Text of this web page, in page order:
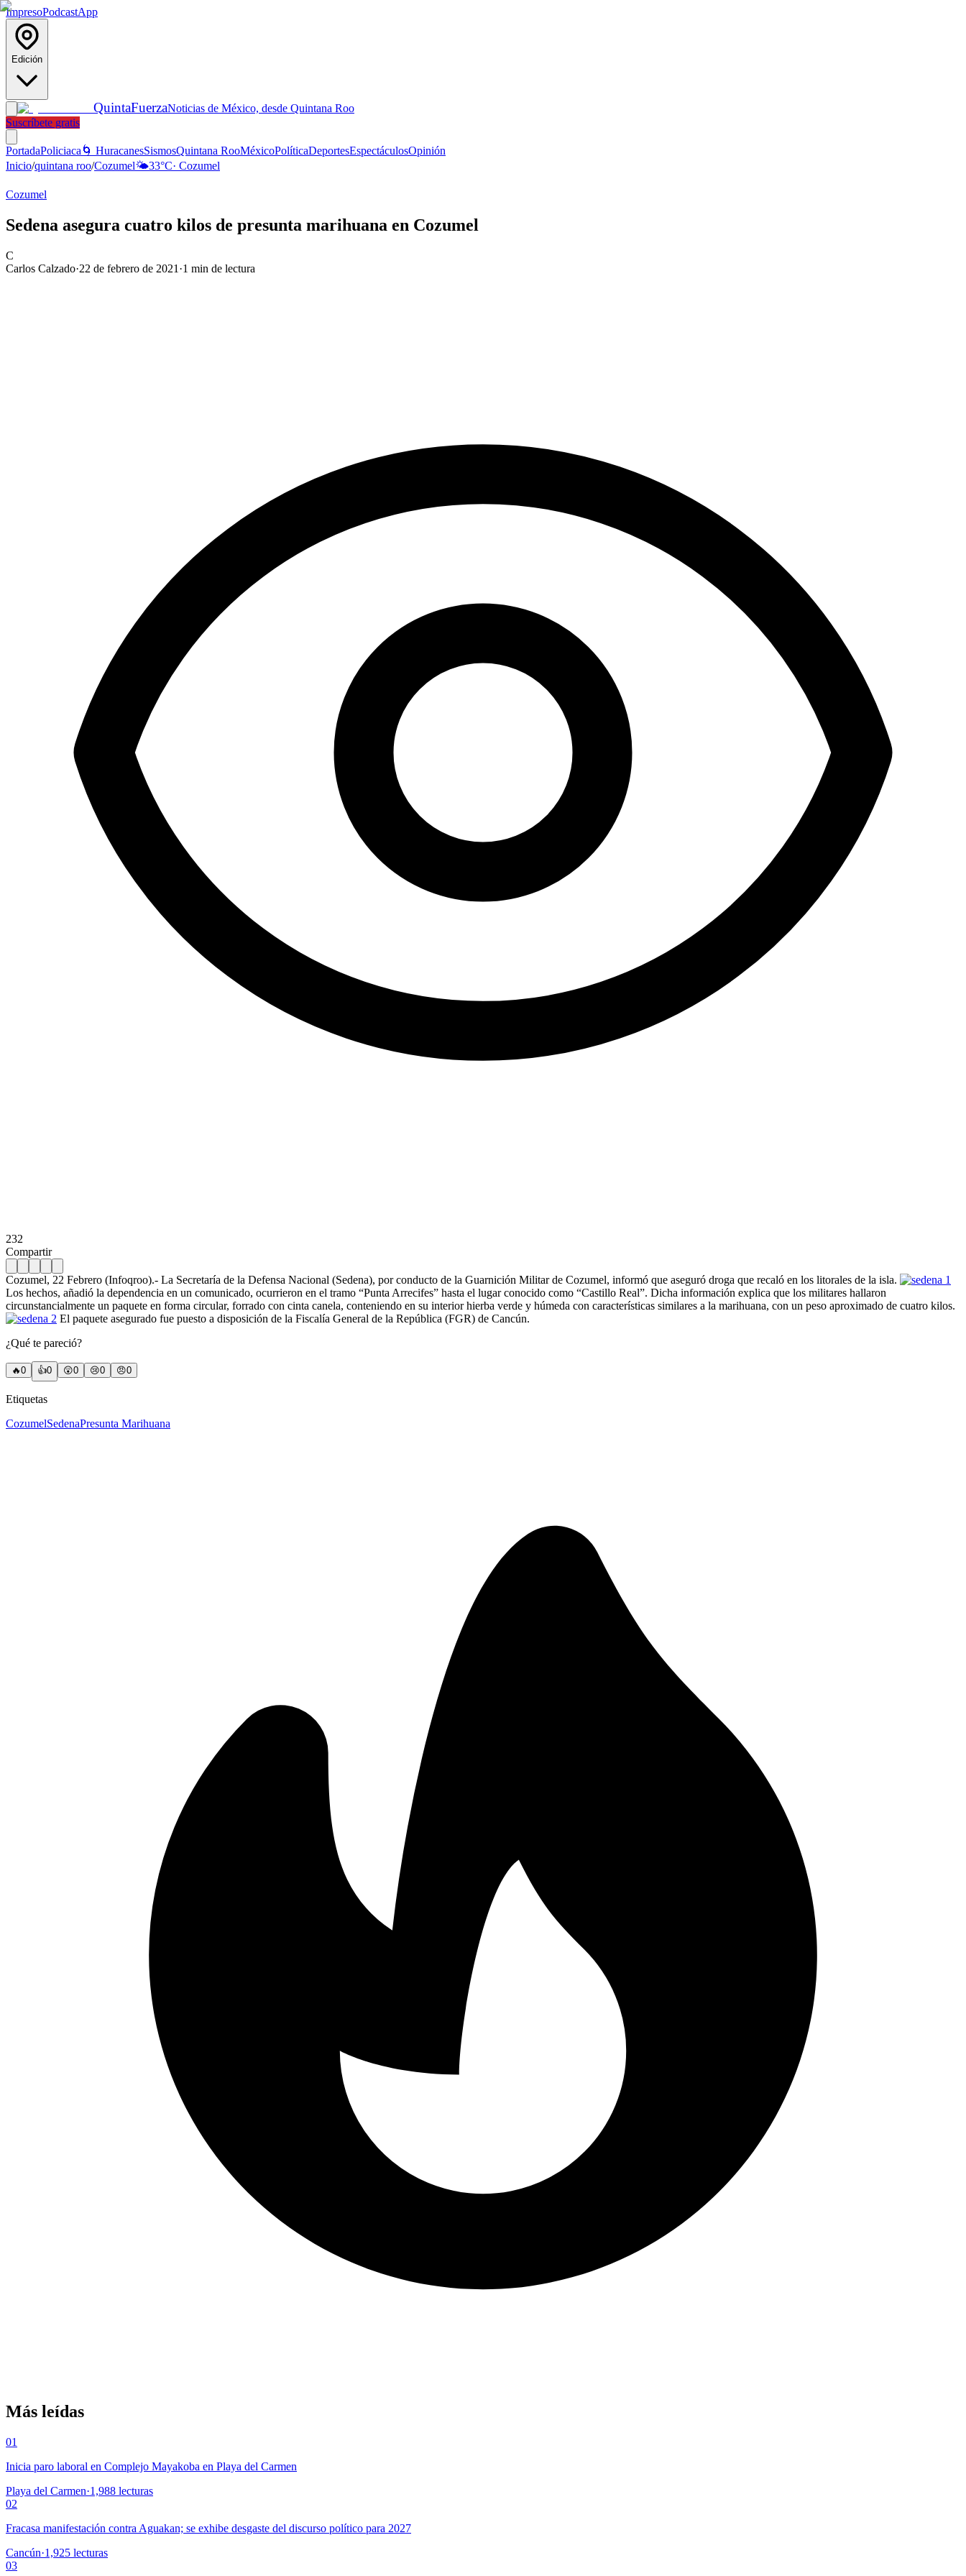
ImpresoPodcastApp
Edición
QuintaFuerzaNoticias de México, desde Quintana Roo
Suscríbete gratis
PortadaPoliciaca 🌀 HuracanesSismosQuintana RooMéxicoPolíticaDeportesEspectáculosOpinión
Inicio/quintana roo/Cozumel🌤️33°C· Cozumel
Cozumel
Sedena asegura cuatro kilos de presunta marihuana en Cozumel
C
Carlos Calzado·22 de febrero de 2021 ·1 min de lectura
232
Compartir
Cozumel, 22 Febrero (Infoqroo).- La Secretaría de la Defensa Nacional (Sedena), por conducto de la Guarnición Militar de Cozumel, informó que aseguró droga que recaló en los litorales de la isla.
Los hechos, añadió la dependencia en un comunicado, ocurrieron en el tramo “Punta Arrecifes” hasta el lugar conocido como “Castillo Real”. Dicha información explica que los militares hallaron
circunstancialmente un paquete en forma circular, forrado con cinta canela, conteniendo en su interior hierba verde y húmeda con características similares a la marihuana, con un peso aproximado de cuatro kilos.
El paquete asegurado fue puesto a disposición de la Fiscalía General de la República (FGR) de Cancún.
¿Qué te pareció?
🔥0 👍0 😲0 😢0 😠0
Etiquetas
CozumelSedenaPresunta Marihuana
Más leídas
01
Inicia paro laboral en Complejo Mayakoba en Playa del Carmen
Playa del Carmen·1,988 lecturas
02
Fracasa manifestación contra Aguakan; se exhibe desgaste del discurso político para 2027
Cancún·1,925 lecturas
03